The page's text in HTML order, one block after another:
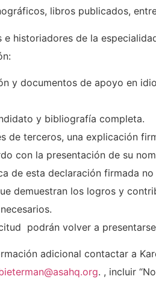
libros publicados,
historiadores de la
y documentos de apoyo en
y bibliografía completa.
de terceros, una explicación
con la presentación de su
de esta declaración firmada
demuestran los logros y
podrán volver a
adicional contactar a
. , incluir